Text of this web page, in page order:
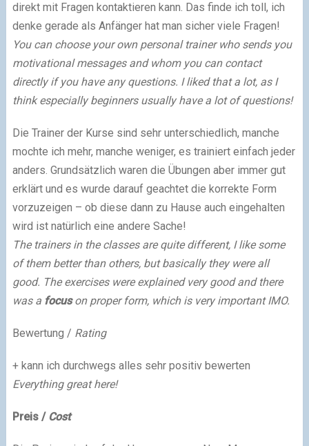
direkt mit Fragen kontaktieren kann. Das finde ich toll, ich
denke gerade als Anfänger hat man sicher viele Fragen!
You can choose your own personal trainer who sends you
motivational messages and whom you can contact
directly if you have any questions. I liked that a lot, as I
think especially beginners usually have a lot of questions!
Die Trainer der Kurse sind sehr unterschiedlich, manche
mochte ich mehr, manche weniger, es trainiert einfach jeder
anders. Grundsätzlich waren die Übungen aber immer gut
erklärt und es wurde darauf geachtet die korrekte Form
vorzuzeigen – ob diese dann zu Hause auch eingehalten
wird ist natürlich eine andere Sache!
The trainers in the classes are quite different, I like some
of them better than others, but basically they were all
good. The exercises were explained very good and there
was a focuson proper form, which is very important IMO.
Bewertung / Rating
+ kann ich durchwegs alles sehr positiv bewerten
Everything great here!
Preis / Cost